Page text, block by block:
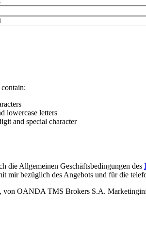
lowercase letters
and special character
die Allgemeinen Geschäftsbedingungen des
mir bezüglich des Angebots und für die
OANDA TMS Brokers S.A.